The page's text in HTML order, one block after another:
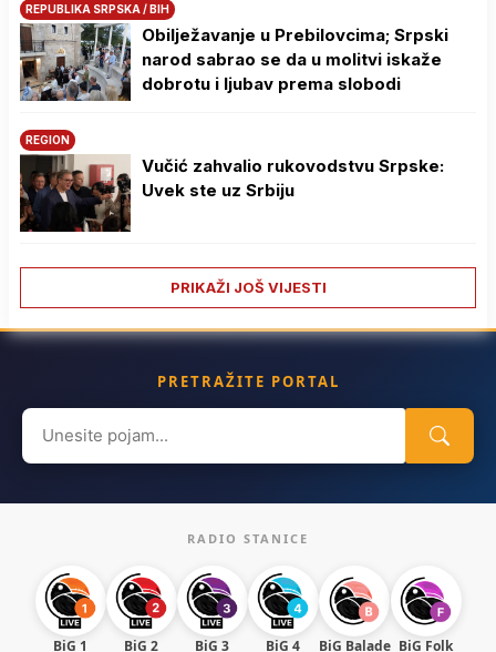
REPUBLIKA SRPSKA / BIH
Obilježavanje u Prebilovcima; Srpski
narod sabrao se da u molitvi iskaže
dobrotu i ljubav prema slobodi
REGION
Vučić zahvalio rukovodstvu Srpske:
Uvek ste uz Srbiju
PRIKAŽI JOŠ VIJESTI
PRETRAŽITE PORTAL
Search
for:
RADIO STANICE
BiG 1 BiG 2 BiG 3 BiG 4 BiG Balade BiG Folk